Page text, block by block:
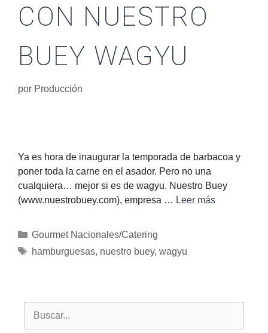
CON NUESTRO
BUEY WAGYU
por Producción
Ya es hora de inaugurar la temporada de barbacoa y
poner toda la carne en el asador. Pero no una
cualquiera… mejor si es de wagyu. Nuestro Buey
(www.nuestrobuey.com), empresa … Leer más
Gourmet Nacionales/Catering
hamburguesas, nuestro buey, wagyu